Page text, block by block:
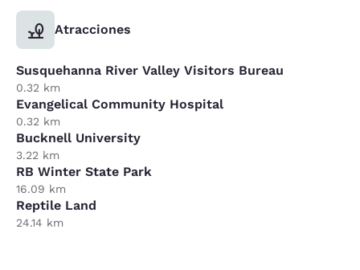
Atracciones
Susquehanna River Valley Visitors Bureau
0.32 km
Evangelical Community Hospital
0.32 km
Bucknell University
3.22 km
RB Winter State Park
16.09 km
Reptile Land
24.14 km